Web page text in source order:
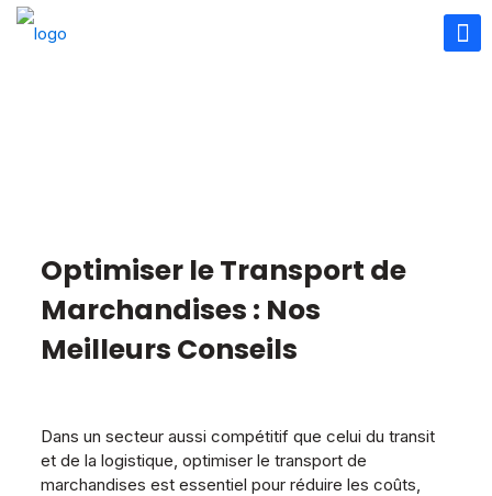
Optimiser le Transport de
Marchandises : Nos
Meilleurs Conseils
Dans un secteur aussi compétitif que celui du transit
et de la logistique, optimiser le transport de
marchandises est essentiel pour réduire les coûts,